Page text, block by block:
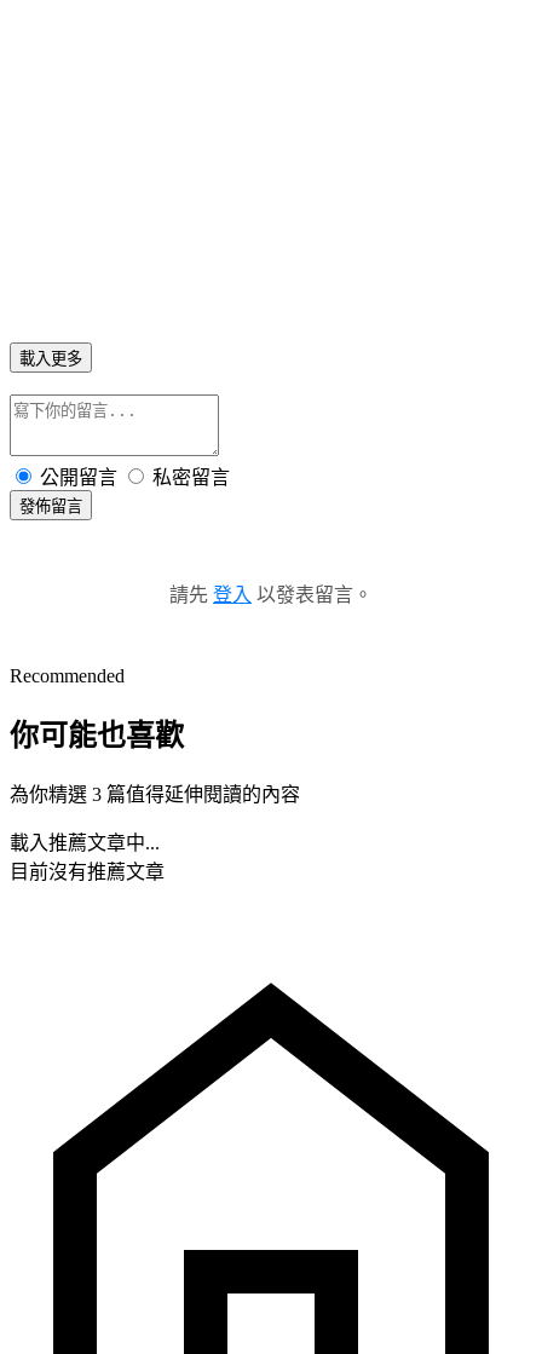
載入更多
公開留言 私密留言
發佈留言
請先 登入 以發表留言。
Recommended
你可能也喜歡
為你精選 3 篇值得延伸閱讀的內容
載入推薦文章中...
目前沒有推薦文章